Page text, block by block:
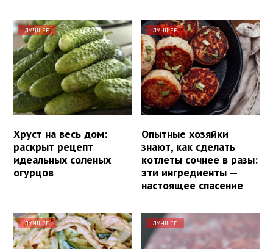
ЛУЧШЕЕ
Хруст на весь дом:
раскрыт рецепт
идеальных соленых
огурцов
ЛУЧШЕЕ
Опытные хозяйки
знают, как сделать
котлеты сочнее в разы:
эти ингредиенты —
настоящее спасение
ЛУЧШЕЕ ЛУЧШЕЕ